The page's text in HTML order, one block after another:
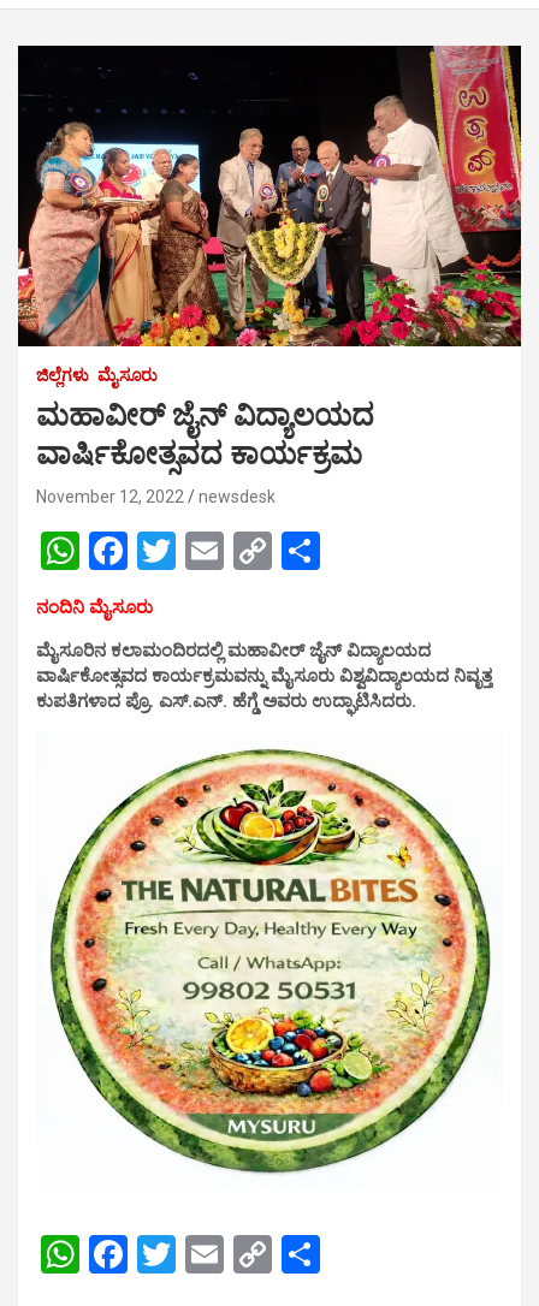
ಜಿಲ್ಲೆಗಳು ಮೈಸೂರು
ಮಹಾವೀರ್ ಜೈನ್ ವಿದ್ಯಾಲಯದ
ವಾರ್ಷಿಕೋತ್ಸವದ ಕಾರ್ಯಕ್ರಮ
November 12, 2022 newsdesk
W
h
at
s
A
F
a
ce
b
o
k
T
er
E
C
Li
n
k
e
ನಂದಿನಿ ಮೈಸೂರು
ಮೈಸೂರಿನ ಕಲಾಮಂದಿರದಲ್ಲಿ ಮಹಾವೀರ್ ಜೈನ್ ವಿದ್ಯಾಲಯದ
ವಾರ್ಷಿಕೋತ್ಸವದ ಕಾರ್ಯಕ್ರಮವನ್ನು ಮೈಸೂರು ವಿಶ್ವವಿದ್ಯಾಲಯದ ನಿವೃತ್ತ
ಕುಪತಿಗಳಾದ ಪ್ರೊ. ಎಸ್.ಎನ್. ಹೆಗ್ಡೆ ಅವರು ಉದ್ಘಾಟಿಸಿದರು.
W F
T
E
C